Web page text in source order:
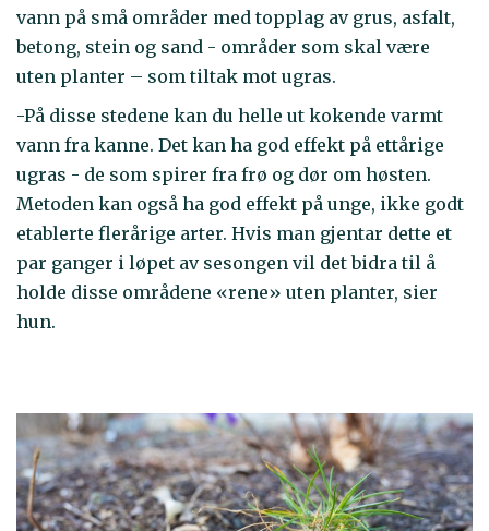
vann på små områder med topplag av grus, asfalt,
betong, stein og sand - områder som skal være
uten planter – som tiltak mot ugras.
-På disse stedene kan du helle ut kokende varmt
vann fra kanne. Det kan ha god effekt på ettårige
ugras - de som spirer fra frø og dør om høsten.
Metoden kan også ha god effekt på unge, ikke godt
etablerte flerårige arter. Hvis man gjentar dette et
par ganger i løpet av sesongen vil det bidra til å
holde disse områdene «rene» uten planter, sier
hun.